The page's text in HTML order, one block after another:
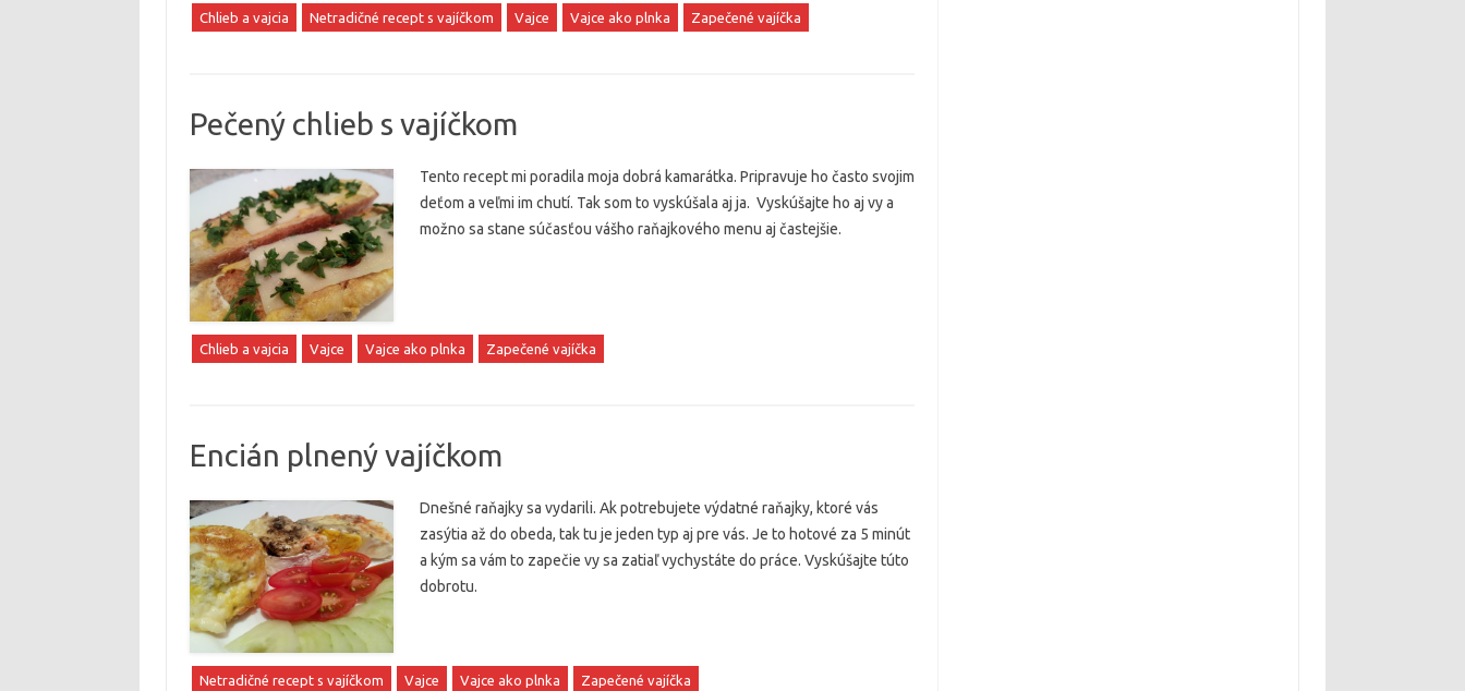
Chlieb a vajcia Netradičné recept s vajíčkom Vajce Vajce ako plnka Zapečené vajíčka
Pečený chlieb s vajíčkom
Tento recept mi poradila moja dobrá kamarátka. Pripravuje ho často svojim
deťom a veľmi im chutí. Tak som to vyskúšala aj ja. Vyskúšajte ho aj vy a
možno sa stane súčasťou vášho raňajkového menu aj častejšie.
Chlieb a vajcia Vajce Vajce ako plnka Zapečené vajíčka
Encián plnený vajíčkom
Dnešné raňajky sa vydarili. Ak potrebujete výdatné raňajky, ktoré vás
zasýtia až do obeda, tak tu je jeden typ aj pre vás. Je to hotové za 5 minút
a kým sa vám to zapečie vy sa zatiaľ vychystáte do práce. Vyskúšajte túto
dobrotu.
Netradičné recept s vajíčkom Vajce Vajce ako plnka Zapečené vajíčka